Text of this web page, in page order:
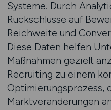
Systeme. Durch
Rückschlüsse auf
Reichweite und
Diese Daten helfen
Maßnahmen gezielt
Recruiting zu einem
Optimierungsprozess,
Marktveränderungen